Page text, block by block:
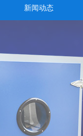
新闻动态